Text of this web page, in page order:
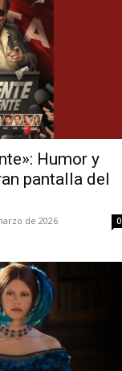
Humor y
pantalla del
de 2026 0